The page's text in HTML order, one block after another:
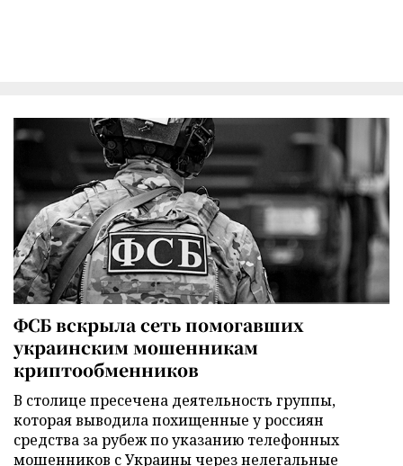
ФСБ вскрыла сеть помогавших
украинским мошенникам
криптообменников
В столице пресечена деятельность группы,
которая выводила похищенные у россиян
средства за рубеж по указанию телефонных
мошенников с Украины через нелегальные